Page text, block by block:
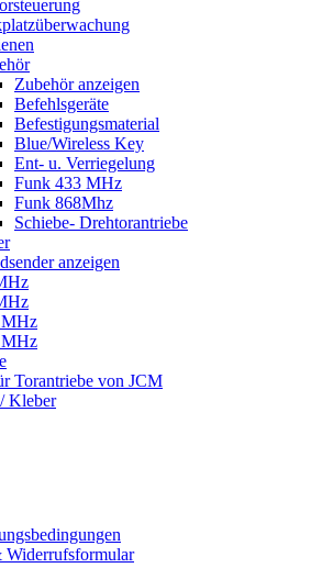
Zubehör anzeigen
Befehlsgeräte
Befestigungsmaterial
Blue/Wireless Key
Ent- u. Verriegelung
Funk 433 MHz
Funk 868Mhz
Schiebe- Drehtorantriebe
anzeigen
Torantriebe von JCM
Kleber
Widerrufsformular